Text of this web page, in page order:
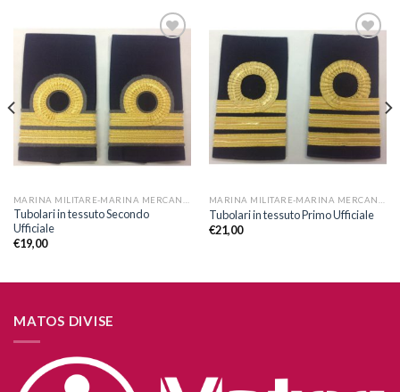
alla lista
dei
desideri
Tubolari in tessuto Secondo
Ufficiale
€19,00
alla lista
dei
desideri
Tubolari in tessuto Primo Ufficiale
€21,00
MATOS DIVISE